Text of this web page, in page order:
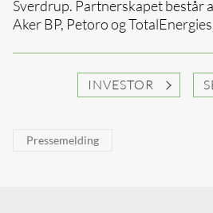
Pressemelding
Sverdrup. Partnerskapet består
Aker BP, Petoro og
INVESTOR